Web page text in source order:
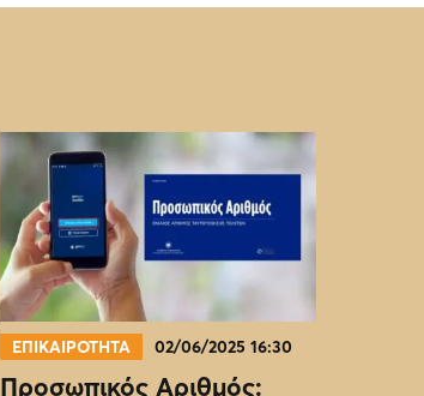
ΕΠΙΚΑΙΡΟΤΗΤΑ 02/06/2025 16:30
Προσωπικός Αριθμός: